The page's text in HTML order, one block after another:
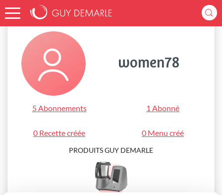
Accueil women78
women78
5 Abonnements 1 Abonné
0 Recette créée 0 Menu créé
PRODUITS GUY DEMARLE